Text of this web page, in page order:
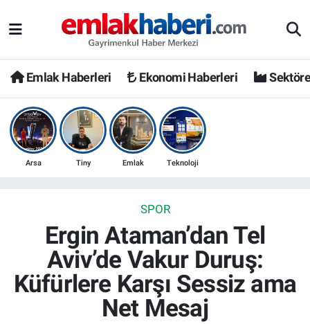
Emlak Haberleri Ekonomi Haberleri
Arsa Tiny Emlak Teknoloji
SPOR
Ergin Ataman’dan Tel
Aviv’de Vakur Duruş:
Küfürlere Karşı Sessiz ama
Net Mesaj